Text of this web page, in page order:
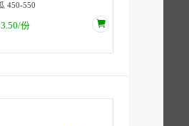
苦瓜 450-550
3.50/份